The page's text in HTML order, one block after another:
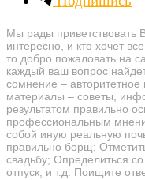
Мы рады приветствовать
интересно, и кто хочет
то добро пожаловать на
каждый ваш вопрос
сомнение –
материалы – советы,
результатом правильно
профессиональным
собой иную реальную
правильно борщ;
свадьбу; Определиться
отпуск, и т.д. Поищите